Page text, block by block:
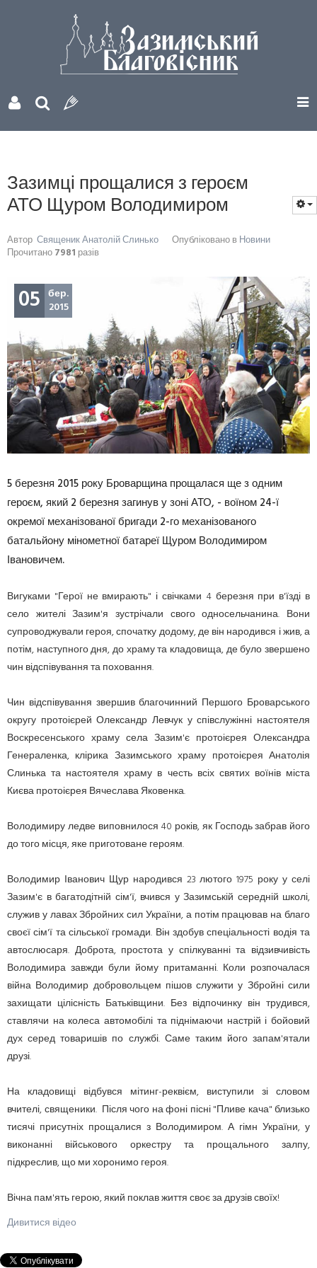
Зазимці прощалися з героєм
АТО Щуром Володимиром
Автор Священик Анатолій Слинько Опубліковано вНовини
Прочитано7981 разів
05 бер.
2015
5 березня 2015 року Броварщина прощалася ще з одним
героєм, який 2 березня загинув у зоні АТО, - воїном 24-ї
окремої механізованої бригади 2-го механізованого
батальйону мінометної батареї Щуром Володимиром
Івановичем.
Вигуками "Герої не вмирають" і свічками 4 березня при в'їзді в
село жителі Зазим'я зустрічали свого односельчанина. Вони
супроводжували героя, спочатку додому, де він народився і жив, а
потім, наступного дня, до храму та кладовища, де було звершено
чин відспівування та поховання.
Чин відспівування звершив благочинний Першого Броварського
округу протоієрей Олександр Левчук у співслужінні настоятеля
Воскресенського храму села Зазим'є протоієрея Олександра
Генераленка, клірика Зазимського храму протоієрея Анатолія
Слинька та настоятеля храму в честь всіх святих воїнів міста
Києва протоієрея Вячеслава Яковенка.
Володимиру ледве виповнилося 40 років, як Господь забрав його
до того місця, яке приготоване героям.
Володимир Іванович Щур народився 23 лютого 1975 року у селі
Зазим'є в багатодітній сім'ї, вчився у Зазимській середній школі,
служив у лавах Збройних сил України, а потім працював на благо
своєї сім'ї та сільської громади. Він здобув спеціальності водія та
автослюсаря. Доброта, простота у спілкуванні та відзивчивість
Володимира завжди були йому притаманні. Коли розпочалася
війна Володимир добровольцем пішов служити у Збройні сили
захищати цілісність Батьківщини. Без відпочинку він трудився,
ставлячи на колеса автомобілі та піднімаючи настрій і бойовий
дух серед товаришів по службі. Саме таким його запам'ятали
друзі.
На кладовищі відбувся мітинг-реквієм, виступили зі словом
вчителі, священики. Після чого на фоні пісні "Пливе кача" близько
тисячі присутніх прощалися з Володимиром. А гімн України, у
виконанні військового оркестру та прощального залпу,
підкреслив, що ми хоронимо героя.
Вічна пам'ять герою, який поклав життя своє за друзів своїх!
Дивитися відео